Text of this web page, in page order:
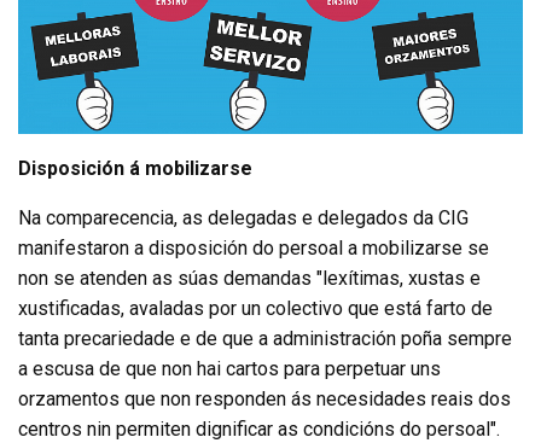
Disposición á mobilizarse
Na comparecencia, as delegadas e delegados da CIG
manifestaron a disposición do persoal a mobilizarse se
non se atenden as súas demandas "lexítimas, xustas e
xustificadas, avaladas por un colectivo que está farto de
tanta precariedade e de que a administración poña sempre
a escusa de que non hai cartos para perpetuar uns
orzamentos que non responden ás necesidades reais dos
centros nin permiten dignificar as condicións do persoal".